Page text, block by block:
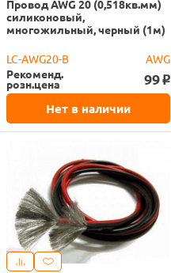
Провод AWG 20 (0,518кв.мм)
силиконовый,
многожильный, черный (1м)
LC-AWG20-B
AWG
Рекоменд.
розн.цена 99 o
Нет в наличии